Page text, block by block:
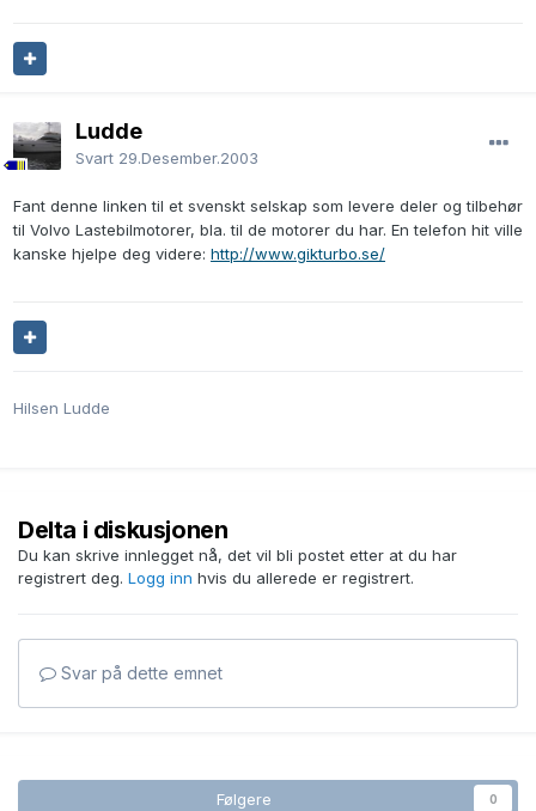
Ludde
Svart 29.Desember.2003
Fant denne linken til et svenskt selskap som levere deler og tilbehør
til Volvo Lastebilmotorer, bla. til de motorer du har. En telefon hit ville
kanske hjelpe deg videre: http://www.gikturbo.se/
Hilsen Ludde
Delta i diskusjonen
Du kan skrive innlegget nå, det vil bli postet etter at du har
registrert deg. Logg inn hvis du allerede er registrert.
Svar på dette emnet
Følgere 0